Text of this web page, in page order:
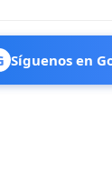
Síguenos en